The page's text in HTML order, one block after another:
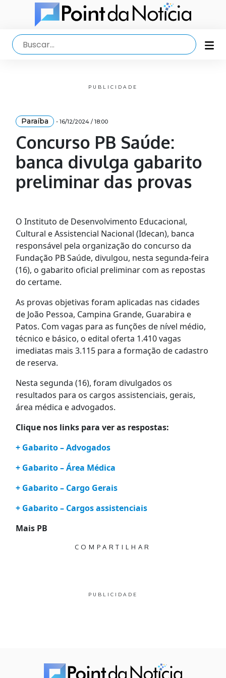
PUBLICIDADE
Paraíba - 16/12/2024 / 18:00
Concurso PB Saúde:
banca divulga gabarito
preliminar das provas
O Instituto de Desenvolvimento Educacional,
Cultural e Assistencial Nacional (Idecan), banca
responsável pela organização do concurso da
Fundação PB Saúde, divulgou, nesta segunda-feira
(16), o gabarito oficial preliminar com as repostas
do certame.
As provas objetivas foram aplicadas nas cidades
de João Pessoa, Campina Grande, Guarabira e
Patos. Com vagas para as funções de nível médio,
técnico e básico, o edital oferta 1.410 vagas
imediatas mais 3.115 para a formação de cadastro
de reserva.
Nesta segunda (16), foram divulgados os
resultados para os cargos assistenciais, gerais,
área médica e advogados.
Clique nos links para ver as respostas:
+ Gabarito – Advogados
+ Gabarito – Área Médica
+ Gabarito – Cargo Gerais
+ Gabarito – Cargos assistenciais
Mais PB
COMPARTILHAR
PUBLICIDADE